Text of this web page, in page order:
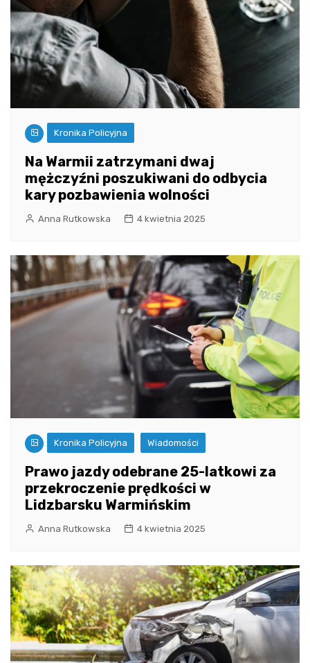
Kronika Policyjna
Na Warmii zatrzymani dwaj
mężczyźni poszukiwani do odbycia
kary pozbawienia wolności
Anna Rutkowska 4 kwietnia 2025
Kronika Policyjna Wiadomości
Prawo jazdy odebrane 25-latkowi za
przekroczenie prędkości w
Lidzbarsku Warmińskim
Anna Rutkowska 4 kwietnia 2025